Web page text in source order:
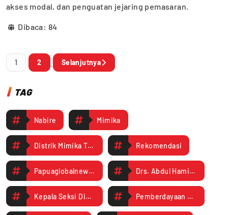
akses modal, dan penguatan jejaring pemasaran.
Dibaca: 84
1 2 Selanjutnya
TAG
Nabire Mimika
Distrik Mimika Timur Rekomendasi
Papuaglobalnews.com Drs. Abdul Hamid MM
Kepala Seksi Dinas Administrasi Kependudukan dan Pencatatan Sipil Pemberdayaan Masyarakat dan Kampung